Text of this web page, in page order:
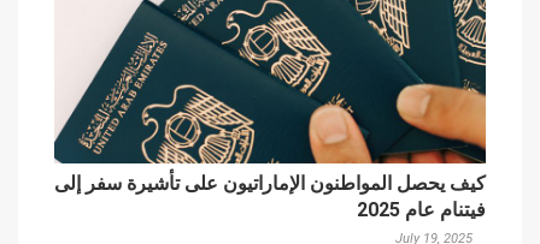
كيف يحصل المواطنون الإماراتيون على تأشيرة سفر إلى
فيتنام عام 2025
July 19, 2025